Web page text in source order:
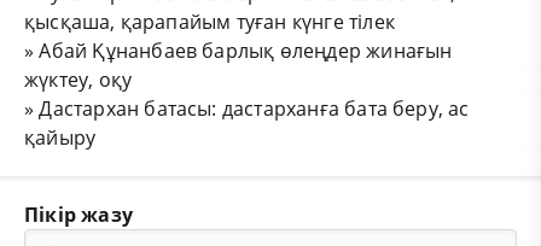
қысқаша, қарапайым туған күнге тілек
»Абай Құнанбаев барлық өлеңдер жинағын
жүктеу, оқу
»Дастархан батасы: дастарханға бата беру, ас
қайыру
Пікір жазу